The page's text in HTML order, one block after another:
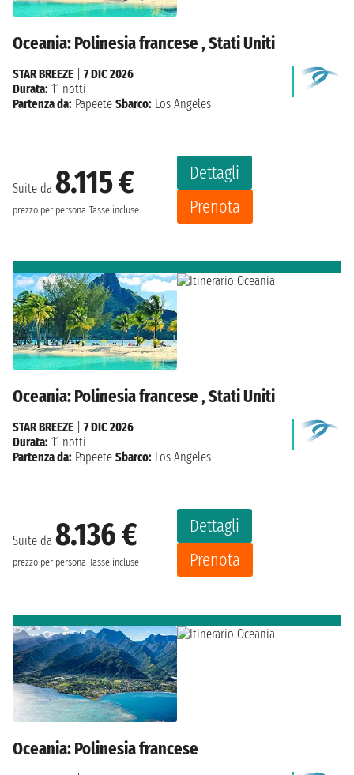
Oceania: Polinesia francese , Stati Uniti
Suite da 8.115 €
prezzo per persona Tasse incluse
Dettagli
Prenota
STAR BREEZE
7 DIC 2026
Durata: 11 notti
Partenza da: Papeete Sbarco: Los Angeles
Oceania: Polinesia francese , Stati Uniti
Suite da 8.136 €
prezzo per persona Tasse incluse
Dettagli
Prenota
STAR BREEZE
7 DIC 2026
Durata: 11 notti
Partenza da: Papeete Sbarco: Los Angeles
Oceania: Polinesia francese